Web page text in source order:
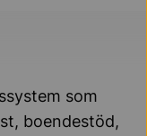
som
boendestöd,